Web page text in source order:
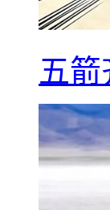
五